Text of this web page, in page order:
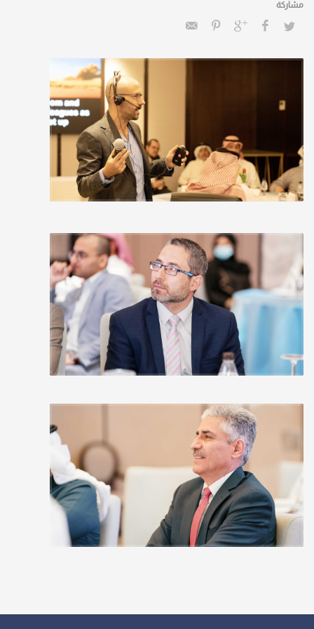
تطوير الإطار العام لنضج التجربة الرقمية للمنصات
الاستراتيجية الوطنية المتعلقة بالحكومة الرقمية،
والموائمة مع مؤشرات القطاعات الداخلية للهيئة،
ودراسة آليات قياسها وكيفية تقييم نتائجها.
دعم جهود قطاعات الهيئة في تحسين مرتبة
المملكة في المؤشرات الدولية من الأمم المتحدة
والبنك الدولي والاسكوا، وغيرها من الهيئات
الدولية التي تستهدفها المملكة.